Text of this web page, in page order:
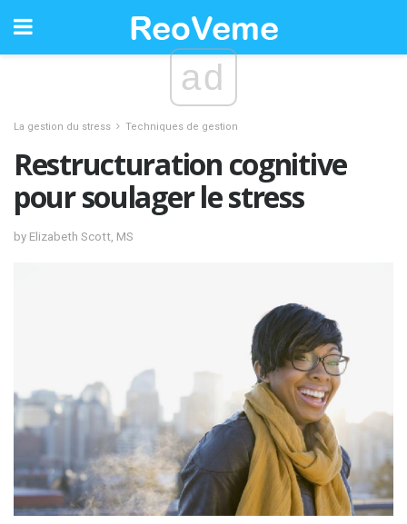
ad
La gestion du stress Techniques de gestion
Restructuration cognitive
pour soulager le stress
by Elizabeth Scott, MS